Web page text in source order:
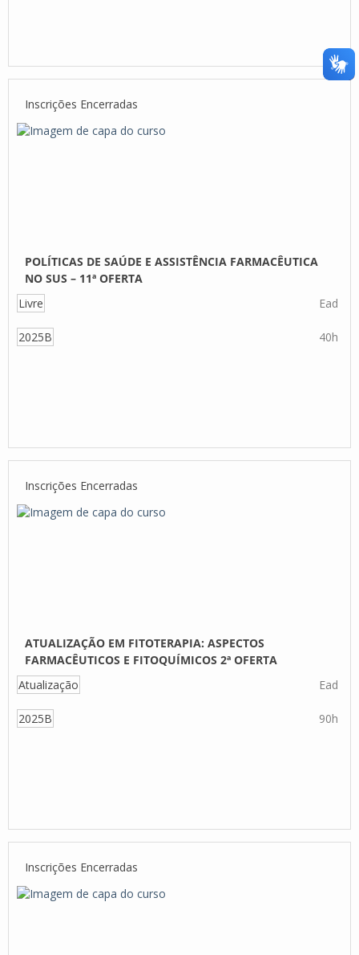
Inscrições Encerradas
POLÍTICAS DE SAÚDE E ASSISTÊNCIA FARMACÊUTICA
NO SUS – 11ª OFERTA
Livre
Ead
2025B 40h
Inscrições Encerradas
ATUALIZAÇÃO EM FITOTERAPIA: ASPECTOS
FARMACÊUTICOS E FITOQUÍMICOS 2ª OFERTA
Atualização
Ead
2025B 90h
Inscrições Encerradas